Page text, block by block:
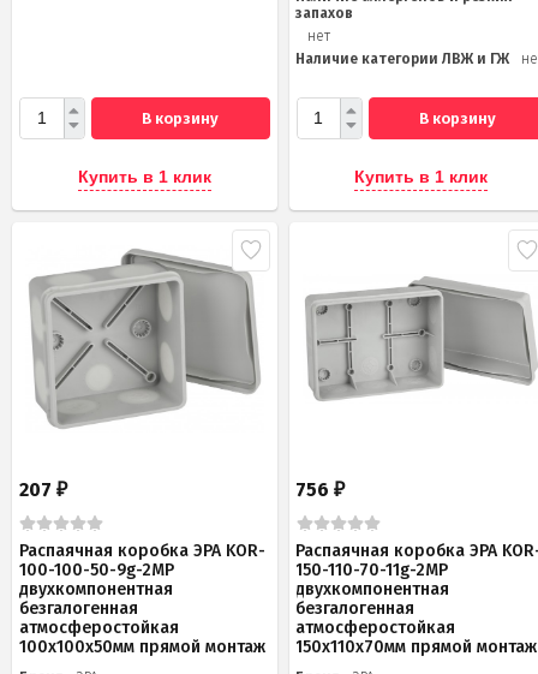
В корзину
Купить в 1 клик
запахов
нет
Наличие категории ЛВЖ и ГЖ
В корзину
Купить в 1 клик
207 ₽
Распаячная коробка ЭРА KOR-
100-100-50-9g-2MP
двухкомпонентная
безгалогенная
атмосферостойкая
100х100х50мм прямой монтаж
756₽
Распаячная коробка ЭРА
150-110-70-11g-2MP
двухкомпонентная
безгалогенная
атмосферостойкая
150х110х70мм прямой монтаж